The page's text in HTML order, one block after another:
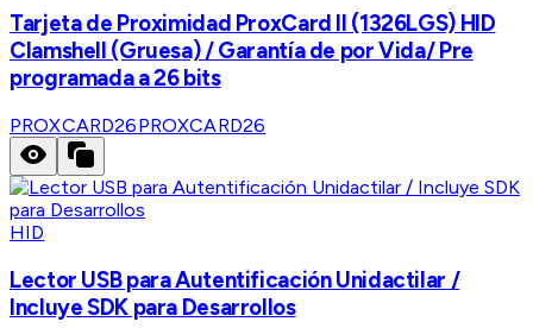
Tarjeta de Proximidad ProxCard II (1326LGS) HID
Clamshell (Gruesa) / Garantía de por Vida/ Pre
programada a 26 bits
PROXCARD26PROXCARD26
HID
Lector USB para Autentificación Unidactilar /
Incluye SDK para Desarrollos